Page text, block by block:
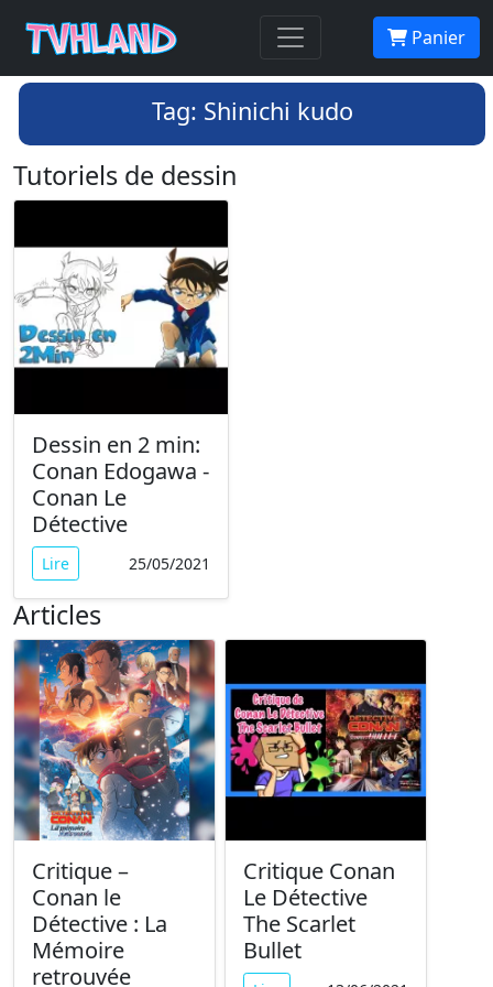
Panier
Tag: Shinichi kudo
Tutoriels de dessin
Dessin en 2 min:
Conan Edogawa -
Conan Le
Détective
Lire 25/05/2021
Articles
Critique –
Conan le
Détective : La
Mémoire
retrouvée
Critique Conan
Le Détective
The Scarlet
Bullet